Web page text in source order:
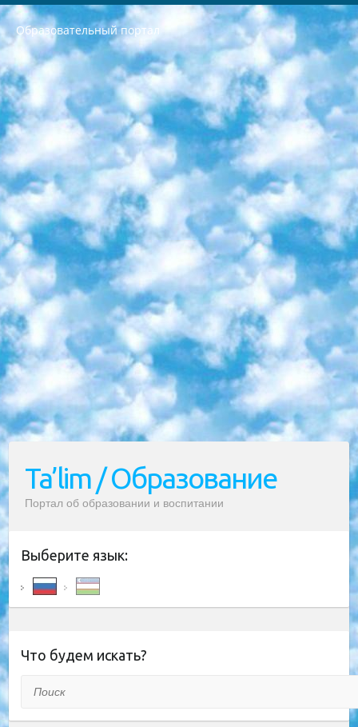
Образовательный портал
РЕСПУБЛИКА УЗБЕКИСТАН МИНИСТРЕРСТВО ДОШКОЛЬНОГО И ШКОЛЬНОГО ОБРАЗОВАНИЯ КОМАНДА в общеобразовательных учреждениях в 2023-2024 учебном году организация и проведение итоговой государственной аттестации обучающихся о Министра дошкольного и школьного образования Республики Узбекистан от 4 марта 2008 года (постановлением Минюста от 20 марта 2008 года № 1778 государственной регистрации) «Итоговое состояние учащихся общего среднего образования на основании положения об утверждении положения об аттестации общего среднего образования выпускной экзамен студентов в образовательных учреждениях в 2023-2024 учебном году В целях организации и прохождения аттестации приказываю: 1. Следующее: перечень предметов, по которым будет проводиться итоговая государственная аттестация и экзамен формы перевода согласно приложению 1; сертификаты международного образца, оценивающие уровень владения иностранными языками перечень согласно приложению 2; 2. Педагогический при специализированных образовательных учреждениях. научно-практический центр квалификации и международной оценки (Д.Давидова) 2024 г. До 25 марта: задания по предметам, по которым будет проводиться итоговая аттестация разработка и утверждение технических условий; итоговая аттестация на основании разработанного предметного задания разработка вопросов по предметам (устно и письменно), экзамен передача; общеобразовательные средние школы и специальные учебные заведения учащиеся выпускных классов школ и интернатов в агентской системе подготовка базы данных экзаменационных материалов и критериев оценки; перевод базы экзаменационных материалов на все языки обучения подать в Республиканский образовательный центр для изготовления; варианты экзаменов на основе разработанных контрольных материалов пусть будут поставлены задачи формирования. 3. Республиканский образовательный центр (Ш.Худайкулов) до 5 апреля 2024 года. до: база данных предоставленных экзаменационных материалов на все языки обучения перевод и экспертиза; для слепых, слабовидящих, глухих, слабослышащих и умственно отсталых детей учащиеся выпускных классов специализированных школ и школ-интернатов база данных экзаменационных материалов на всех преподаваемых языках подготовка критериев оценки; специализированные школы для умственно отсталых детей и технологии для учащихся выпускных классов школ-интернатов разработка соответствующих рекомендаций и критериев проведения ЕГЭ по естествознанию давать задания. 4. Педагогический при специализированных образовательных учреждениях. Научно-практический центр навыков и международной оценки (Д.Давидова), Республика образовательный центр (Худайкулов Ш.) итоговый государственный аттестационный экзамен ориентирован на творческое и логическое мышление при подготовке базы материалов учитывать введение заданий. 5. Следует отметить, что: сертификат государственного образца о знании общеобразовательного предмета и как минимум национальный уровень B1 по предметам на иностранных языках, указанным в Приложении 2. или международно признанный сертификат эквивалентного уровня студенты, изучающие определенный предмет, освобождаются от экзамена; по соответствующим предметам запланирована итоговая государственная аттестация за день до дня, путем жеребьевки Рабочей группой (в письменной форме по предметам, проводимым в форме) из числа сформированных вариантов выбрано 2 варианта; 2 выбранных варианта экзамена анонсированы на официальном сайте министерства и все выпускники по всей стране на основе этих вариантов проводит итоговую государственную аттестацию. 6. Государственное образование учащихся средних общеобразовательных учреждений. знания в соответствии с квалификационными требованиями, которые необходимо приобрести на основании стандартов итоговый (выпускной) контроль для 9 и 11 классов в целях тестирования Экзамены (далее – экзамены) состоят из предметов, перечисленных в приложении 1. будет сделано. 7. Экзамены пройдут с 26 мая по 15 июня 2024 г. (кроме науки физического воспитания). 8. Физическая для учащихся 9 классов общесредних образовательных учреждений. Экзамены по предмету «Образование, квалификация медицина» 1-6 мая 2024 года. сотрудники перевести под присмотр (с отклонениями в физическом или умственном развитии) специализированная школа для детей, школы-интернаты и со сколиозом школы-интернаты санаторного типа для больных детей исключены). 9. Он был слепым, слабовидящим и имел нарушения опорно-двигательного аппарата. экзамены в специализированных школах и интернатах для детей должны проводиться исходя из требований, предъявляемых к общеобразовательным учреждениям (физкультура кроме науки). 10. Специализированная школа для глухих и слабослышащих детей. и экзамены в интернатах и быть реализован в виде письменного теста по математике. 11. Специальность для умственно отсталых детей. Для 9 класса Родной язык и литературное письмо Государственный язык (язык обучения – узбекский). для неклассов) написано Математическое письмо Письменная/устная история Узбекистана Физическое воспитание практично Итоговый контроль Для 11 класса Написание родного языка и литературы (эссе) Математическое письмо Узбекский язык (обучение на узбекском языке) не посещающее общее среднее образование для учреждений)/Образовательное учреждение выбор письменный и устный Иностранный язык письменный/устный Письменная/устная история Узбекистана *По выбору студента:  Химия  Физика  Основы государственного права  География 10 бесплатных образовательных ресурсов - Мы составили подборку онлайн-проектов с интерактивными упражнениями, видеолекциями и статьями. Они помогут вам обрести новые и освежить старые знания бесплатно. 1. «ИНТУИТ» Старейшая образовательная площадка Рунета. Здесь вы найдёте сотни текстовых и видеокурсов на десятки различных тем — от программирования до психологии. Многие курсы подготовлены российскими университетами и крупными международными компаниями вроде Intel и Microsoft. Самостоятельное обучение бесплатное, но желающие могут оплатить услуги персональных наставников. 2. «Смартия» знакомит с актуальными профессиями и подсказывает, как им обучаться. Выбрав заинтересовавшую вас специальность — SMM-специалист, фотограф, веб-дизайнер или другую, — увидите список необходимых для неё умений. Чтобы вы могли освоить их самостоятельно, для каждого умения площадка отображает подборку ссылок на учебные материалы. Хотя «Смартия» ориентируется на русскоязычную аудиторию, часть контента всё же доступна только на английском. 3. «Лекторий Физтеха» Проект Московского физико-технического института (Физтеха). С его помощью вы можете смотреть онлайн серии лекций, записанные на видео в этом вузе. В числе доступных предметов — физика, биология, химия, информационные технологии и другие. К некоторым лекциям администрация ресурса прилагает готовые конспекты, которые можно скачивать в PDF-формате. 4. ITMOcourses Онлайн-площадка Санкт-Петербургского национального исследовательского университета информационных технологий, механики и оптики (ИТМО). Ресурс предоставляет свободный доступ к курсам, разработанным в этом вузе. Каталог материалов разбит на четыре категории: «Оптические системы и технологии», «Приборостроение и робототехника», «Информационные технологии» и «Биотехнологии». Курсы состоят из видеолекций, интерактивных демонстраций и заданий. 5. «КиберЛенинка» Электронная научная библиотека открытого доступа. Каталог площадки регулярно обрастает текстами статей из различных научных изданий. Сгруппированные по журналам и рубрикам публикации можно читать онлайн или скачивать целиком в PDF-формате. Проект нацелен на популяризацию науки за счёт открытого доступа к качественной информации. 6. «ПостНаука» На этом ресурсе публикуют подборки видеолекций, составленные экспертами из разных отраслей и объединённые общими темами. Среди них, к примеру, есть серии «Биоинформатика и геномика», «Культура средневековой Скандинавии» и Cinema Studies о теории кино. Каждая подборка лекций — логически связанная история, рассказанная экспертом от первого лица. Кроме того, на сайте появляются научно-образовательные статьи и тесты на разные темы. 7. «Newочём» Команда проекта «Newочём» отбирает самые интересные тексты из англоязычных СМИ и переводит те из них, за которые голосуют участники сообщества «ВКонтакте». По большей части это научно-популярные статьи. Редакторы придумывают лишь заголовки, в остальном содержание переводов соответствует оригиналам. Полные тексты можно читать прямо в социальной сети. 8. InternetUrok Онлайн-база материалов по основным дисциплинам школьной программы. Информация на сайте структурирована по классам, предметам и темам (урокам). Каждый урок состоит из видеолекций и конспектов. Есть также интерактивные тренажёры и тесты для закрепления пройденного материала. Даже если вы давно окончили школу, возможность повторить программу старших классов всегда может пригодиться. 9. Edutainme Ещё один ресурс об образовании. В отличие от Newtonew, как мне кажется, Edutainme больше ориентируется на представителей индустрии: педагогов, предпринимателей, разработчиков образовательных проектов. Но и любой, кто просто стремится к саморазвитию, найдёт на сайте много полезного и интересного для себя. Например, информацию о новых курсах и образовательных сервисах. 10. Newtonew Онлайн-медиа об образовании и обучении в широком смысле. Авторы Newtonew пишут об инструментах, заведениях, тактиках и стратегиях, которые помогают учить других и получать новые знания самостоятельно. На этой площадке вы найдёте новости, обзоры, аналитические мат
Ta’lim / Образование
Портал об образовании и воспитании
Выберите язык:
Что будем искать?